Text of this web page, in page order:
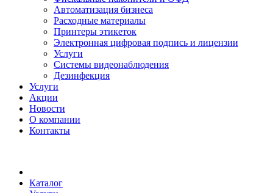
Автоматизация бизнеса
Расходные материалы
Принтеры этикеток
Электронная цифровая подпись и лицензии
Услуги
Системы видеонаблюдения
Дезинфекция
Услуги
Акции
Новости
О компании
Контакты
Каталог